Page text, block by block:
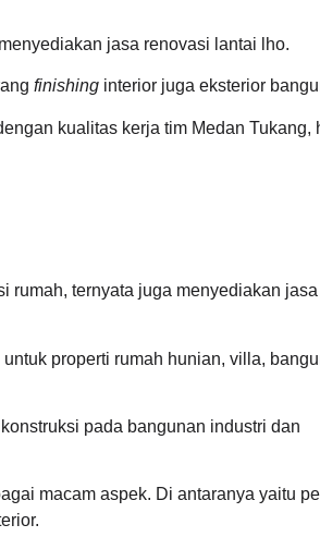
jasa renovasi lantai lho.
finishing interior juga eksterior
kualitas kerja tim Medan Tukang,
rumah, ternyata juga menyediakan
properti rumah hunian, villa,
pada bangunan industri dan
macam aspek. Di antaranya yaitu